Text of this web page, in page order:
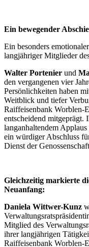
Ein bewegender
Ein besonders
langjähriger Mitglieder
Walter Portenier und
den vergangenen vier
Persönlichkeiten haben
Weitblick und tiefer
Raiffeisenbank Worblen-
entscheidend mitgeprägt.
langanhaltendem
ein würdiger Abschluss
Dienst der
Gleichzeitig markierte
Neuanfang:
Daniela Wittwer-Kunz
Mitglied des
ihrer langjährigen
Raiffeisenbank Worblen-